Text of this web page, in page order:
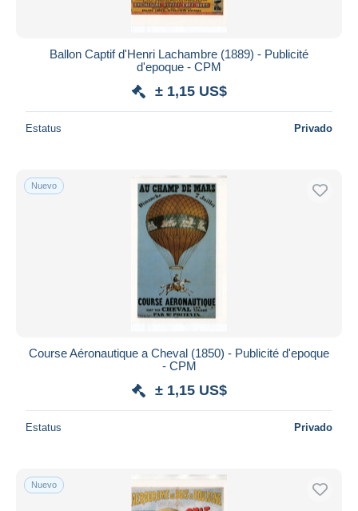
Ballon Captif d'Henri Lachambre (1889) - Publicité
d'epoque - CPM
± 1,15 US$
Estatus Privado
Nuevo
Course Aéronautique a Cheval (1850) - Publicité d'epoque
- CPM
± 1,15 US$
Estatus Privado
Nuevo